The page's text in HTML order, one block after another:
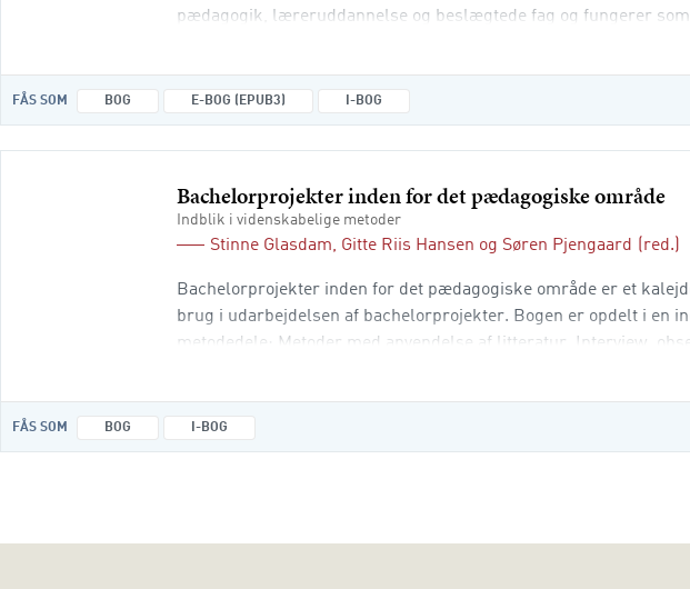
pædagogik, læreruddannelse og beslægtede fag og fungerer
FÅS SOM BOG E-BOG (EPUB3) I-BOG
Bachelorprojekter inden for det pædagogiske område
Indblik i videnskabelige metoder
Stinne Glasdam, Gitte Riis Hansen og Søren Pjengaard (red.)
Bachelorprojekter inden for det pædagogiske område er et
brug i udarbejdelsen af bachelorprojekter. Bogen er opdelt i en
metodedele: Metoder med anvendelse af litteratur. Interview,
FÅS SOM BOG I-BOG